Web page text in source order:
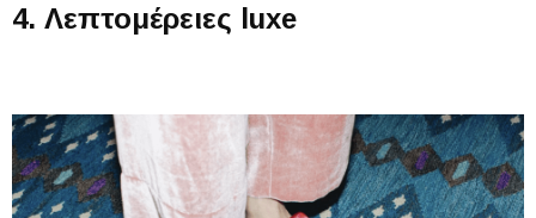
4. Λεπτομέρειες luxe